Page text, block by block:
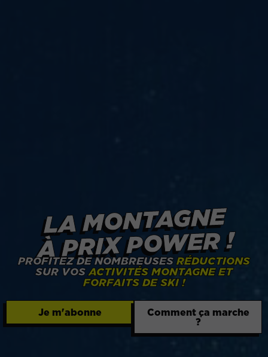
LA MONTAGNE
À PRIX POWER !
PROFITEZ DE NOMBREUSESRÉDUCTIONS
SUR VOSACTIVITÉS MONTAGNE ET
FORFAITS DE SKI !
Je m'abonne Comment ça marche
?